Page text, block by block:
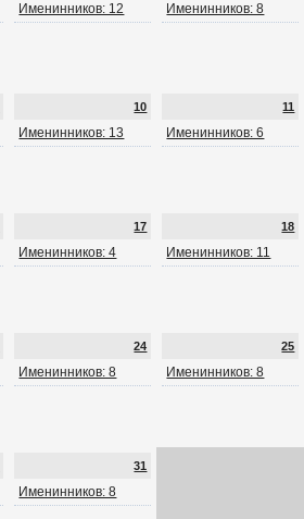
Именинников: 12 Именинников: 8
10
Именинников: 13
11
Именинников: 6
17
Именинников: 4
18
Именинников: 11
24
Именинников: 8
25
Именинников: 8
31
Именинников: 8